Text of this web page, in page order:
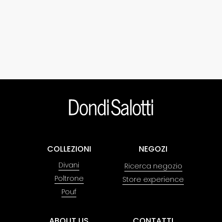
COLLEZIONI
Divani
Poltrone
Pouf
NEGOZI
Ricerca negozio
Store experience